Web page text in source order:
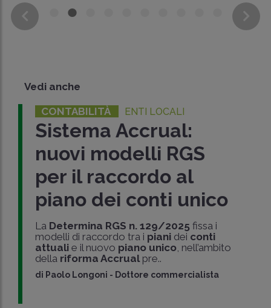
Vedi anche
CONTABILITÀ ENTI LOCALI
Sistema Accrual:
nuovi modelli RGS
per il raccordo al
piano dei conti unico
La Determina RGS n. 129/2025 fissa i
modelli di raccordo tra i piani dei conti
attualie il nuovo piano unico , nell’ambito
della riforma Accrualpre..
di Paolo Longoni - Dottore commercialista